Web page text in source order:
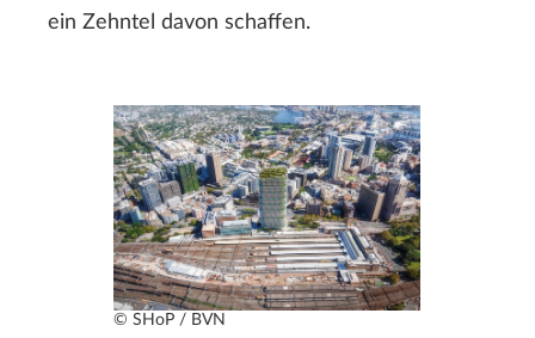
ein Zehntel davon schaffen.
© SHoP / BVN